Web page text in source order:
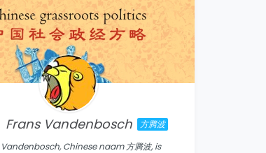
Frans Vandenbosch
方腾波
Vandenbosch, Chinese naam 方腾波, is